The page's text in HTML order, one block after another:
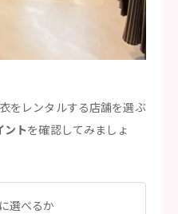
をレンタルする店舗を選ぶ
ントを確認してみましょ
選べるか